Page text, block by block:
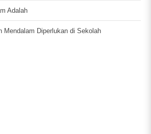
Adalah
Mendalam Diperlukan di Sekolah